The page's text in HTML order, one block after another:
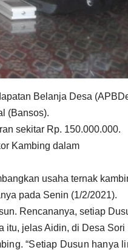
Belanja Desa
(Bansos).
sekitar Rp. 150.000.000.
Kambing dalam
usaha ternak
pada Senin (1/2/2021).
Rencananya, setiap
itu, jelas Aidin, di Desa Sori
“Setiap Dusun hanya